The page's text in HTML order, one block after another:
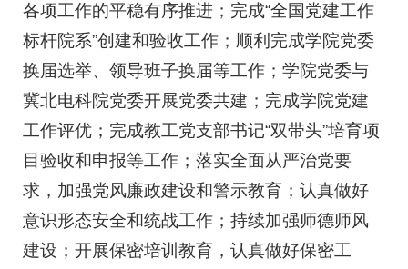
各项工作的平稳有序推进；完成“全国党建工作
标杆院系”创建和验收工作；顺利完成学院党委
换届选举、领导班子换届等工作；学院党委与
冀北电科院党委开展党委共建；完成学院党建
工作评优；完成教工党支部书记“双带头”培育项
目验收和申报等工作；落实全面从严治党要
求，加强党风廉政建设和警示教育；认真做好
意识形态安全和统战工作；持续加强师德师风
建设；开展保密培训教育，认真做好保密工